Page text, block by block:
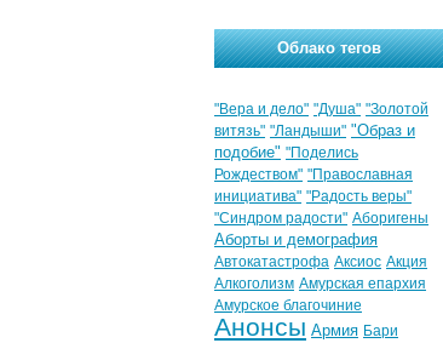
Облако тегов
"Вера и дело" "Душа" "Золотой
витязь" "Ландыши" "Образ и
подобие" "Поделись
Рождеством" "Православная
инициатива" "Радость веры"
"Синдром радости" Аборигены
Аборты и демография
Автокатастрофа Аксиос Акция
Алкоголизм Амурская епархия
Амурское благочиние
Анонсы Армия Бари